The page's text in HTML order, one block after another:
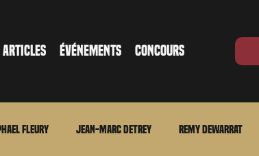
ARTICLES ÉVÉNEMENTS CONCOURS
Fleury Jean-Marc Detrey Remy Dewarrat